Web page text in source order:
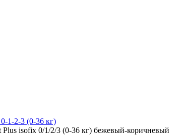
1-2-3 (0-36 кг)
Plus isofix 0/1/2/3 (0-36 кг) бежевый-коричневый